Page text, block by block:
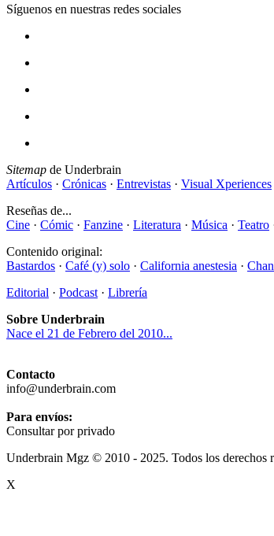
Síguenos en nuestras redes sociales
Sitemap de Underbrain
Artículos · Crónicas · Entrevistas · Visual Xperiences
Reseñas de...
Cine · Cómic · Fanzine · Literatura · Música · Teatro
Contenido original:
Bastardos · Café (y) solo · California anestesia ·
Editorial · Podcast · Librería
Sobre Underbrain
Nace el 21 de Febrero del 2010...
Contacto
info@underbrain.com
Para envíos:
Consultar por privado
Underbrain Mgz © 2010 - 2025. Todos los derechos
X